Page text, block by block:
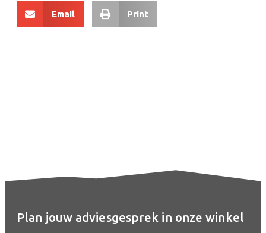
Email Print
Plan jouw adviesgesprek in onze winkel